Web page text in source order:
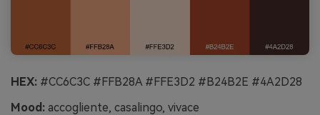
HEX: #CC6C3C #FFB28A #FFE3D2 #B24B2E #4A2D28
Mood: accogliente, casalingo, vivace